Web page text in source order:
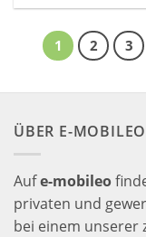
1 2 3
ÜBER E-MOBILEO
Aufe-mobileo
privaten und
bei einem unserer